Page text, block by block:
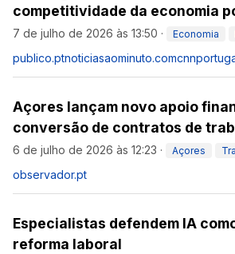
competitividade da economia
7 de julho de 2026 às 13:50 · Economia
publico.ptnoticiasaominuto.com
Açores lançam novo apoio
conversão de contratos de
6 de julho de 2026 às 12:23 · Açores
observador.pt
Especialistas defendem IA
reforma laboral